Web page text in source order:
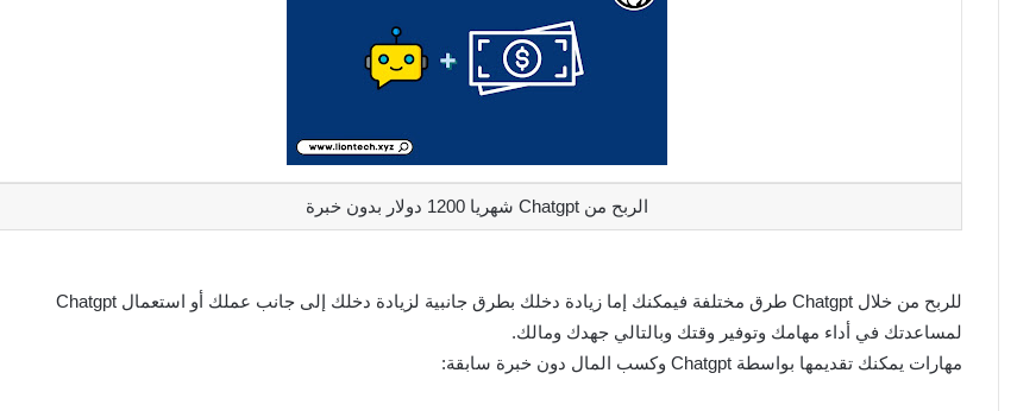
الربح من Chatgpt شهريا 1200 دولار بدون خبرة
للربح من خلال Chatgpt طرق مختلفة فيمكنك إما زيادة دخلك بطرق جانبية لزيادة دخلك إلى جانب عملك أو استعمال Chatgpt
لمساعدتك في أداء مهامك وتوفير وقتك وبالتالي جهدك ومالك.
مهارات يمكنك تقديمها بواسطة Chatgpt وكسب المال دون خبرة سابقة: